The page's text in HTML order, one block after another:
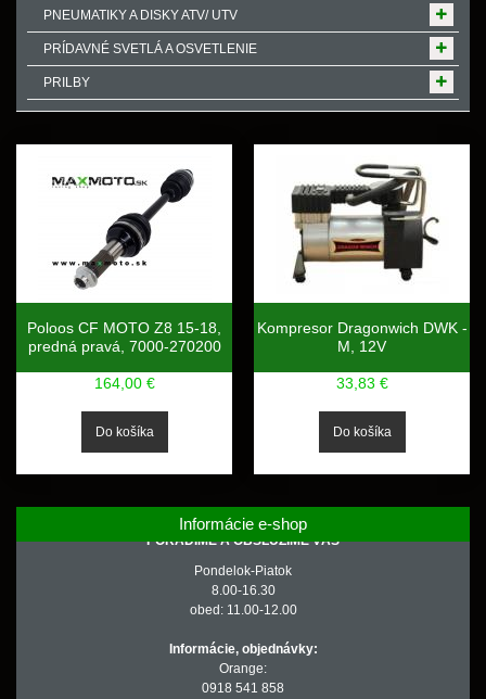
PNEUMATIKY A DISKY ATV/ UTV
PRÍDAVNÉ SVETLÁ A OSVETLENIE
PRILBY
Poloos CF MOTO Z8 15-18,
predná pravá, 7000-270200
164,00 €
Kompresor Dragonwich DWK -
M, 12V
33,83 €
Informácie e-shop
PORADÍME A OBSLÚŽIME VÁS
Pondelok-Piatok
8.00-16.30
obed: 11.00-12.00
Informácie, objednávky:
Orange:
0918 541 858